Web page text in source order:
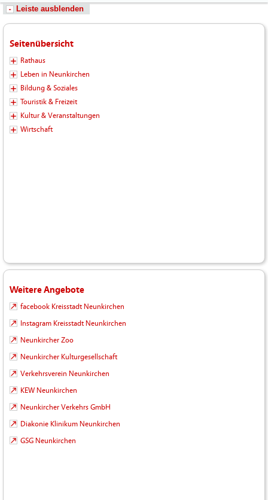
Leiste ausblenden
Seitenübersicht
Rathaus
Leben in Neunkirchen
Bildung & Soziales
Touristik & Freizeit
Kultur & Veranstaltungen
Wirtschaft
Weitere Angebote
facebook Kreisstadt Neunkirchen
Instagram Kreisstadt Neunkirchen
Neunkircher Zoo
Neunkircher Kulturgesellschaft
Verkehrsverein Neunkirchen
KEW Neunkirchen
Neunkircher Verkehrs GmbH
Diakonie Klinikum Neunkirchen
GSG Neunkirchen